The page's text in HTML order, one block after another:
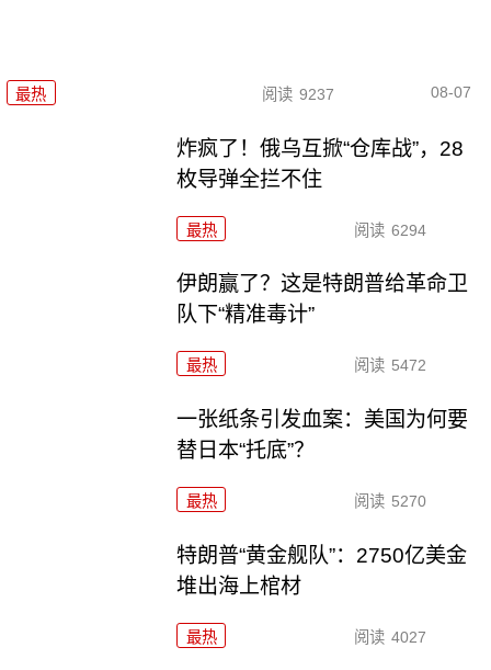
最热 阅读 9237 08-07
炸疯了！俄乌互掀“仓库战”，28
枚导弹全拦不住
最热 阅读 6294
伊朗赢了？这是特朗普给革命卫
队下“精准毒计”
最热 阅读 5472
一张纸条引发血案：美国为何要
替日本“托底”？
最热 阅读 5270
特朗普“黄金舰队”：2750亿美金
堆出海上棺材
最热 阅读 4027